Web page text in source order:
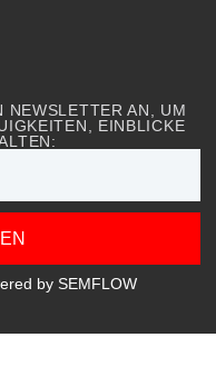
NEWSLETTER AN, UM
EINBLICKE
by SEMFLOW